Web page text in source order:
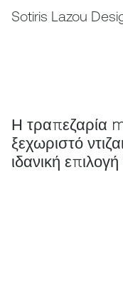
Sotiris Lazou
Η τραπεζαρία
ξεχωριστό
ιδανική